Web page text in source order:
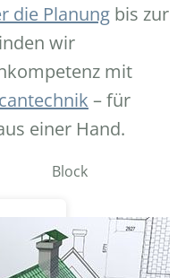
die Planung bis zur
wir
mit
– für
einer Hand.
Block